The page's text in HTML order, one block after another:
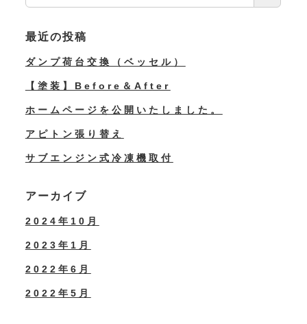
最近の投稿
ダンプ荷台交換（ベッセル）
【塗装】Before＆After
ホームページを公開いたしました。
アピトン張り替え
サブエンジン式冷凍機取付
アーカイブ
2024年10月
2023年1月
2022年6月
2022年5月